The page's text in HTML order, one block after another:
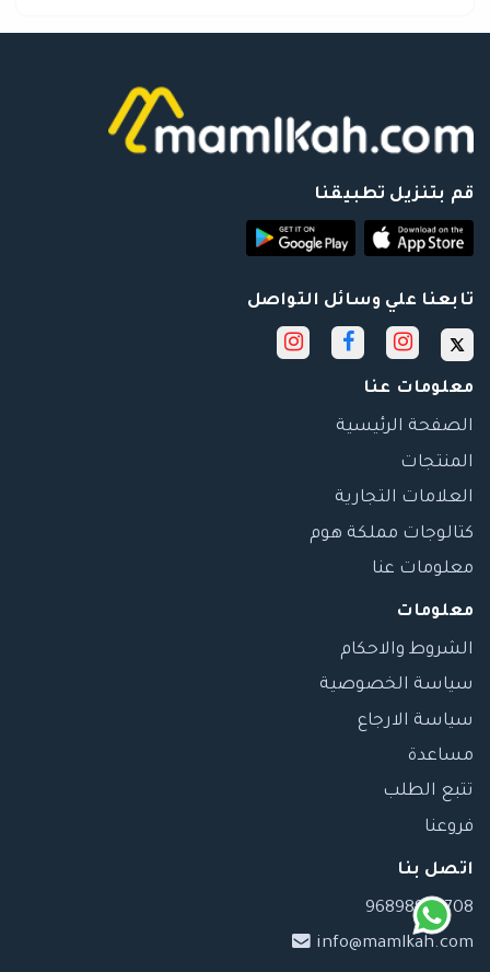
قم بتنزيل تطبيقنا
تابعنا علي وسائل التواصل
معلومات عنا
الصفحة الرئيسية
المنتجات
العلامات التجارية
كتالوجات مملكة هوم
معلومات عنا
معلومات
الشروط والاحكام
سياسة الخصوصية
سياسة الارجاع
مساعدة
تتبع الطلب
فروعنا
اتصل بنا
96898989708
info@mamlkah.com